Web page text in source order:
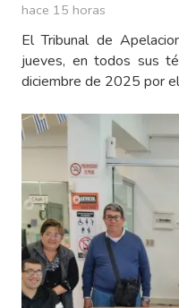
hace 15 horas
El Tribunal de
jueves, en todos sus
diciembre de 2025 por